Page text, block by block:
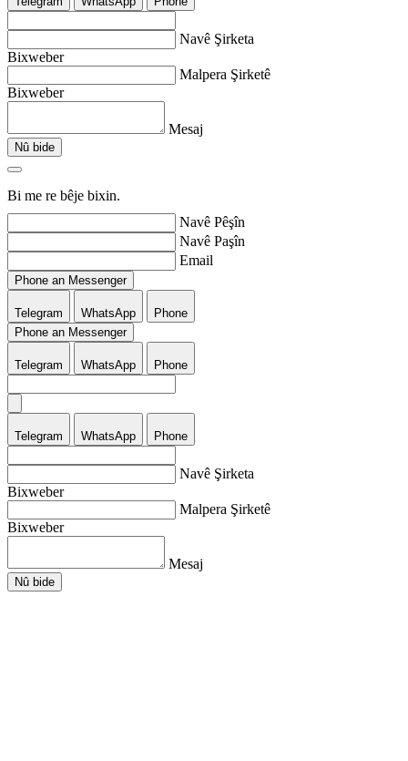
Navê Şirketa
Bixweber
Malpera Şirketê
Bixweber
Mesaj
Nû bide
Bi me re bêje bixin.
Navê Pêşîn
Navê Paşîn
Email
Phone an Messenger
Telegram WhatsApp
Phone
Phone an Messenger
Telegram WhatsApp Phone
Telegram WhatsApp Phone
Navê Şirketa
Bixweber
Malpera Şirketê
Bixweber
Mesaj
Nû bide